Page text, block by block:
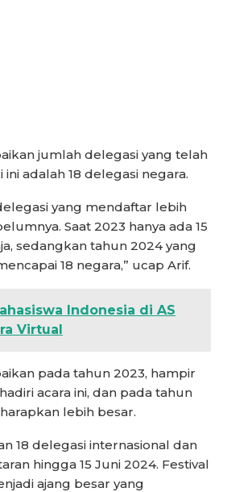
jumlah delegasi yang telah
adalah 18 delegasi negara.
yang mendaftar lebih
Saat 2023 hanya ada 15
sedangkan tahun 2024 yang
18 negara,” ucap Arif.
Indonesia di AS
Virtual
pada tahun 2023, hampir
acara ini, dan pada tahun
lebih besar.
18 delegasi internasional dan
hingga 15 Juni 2024. Festival
ajang besar yang